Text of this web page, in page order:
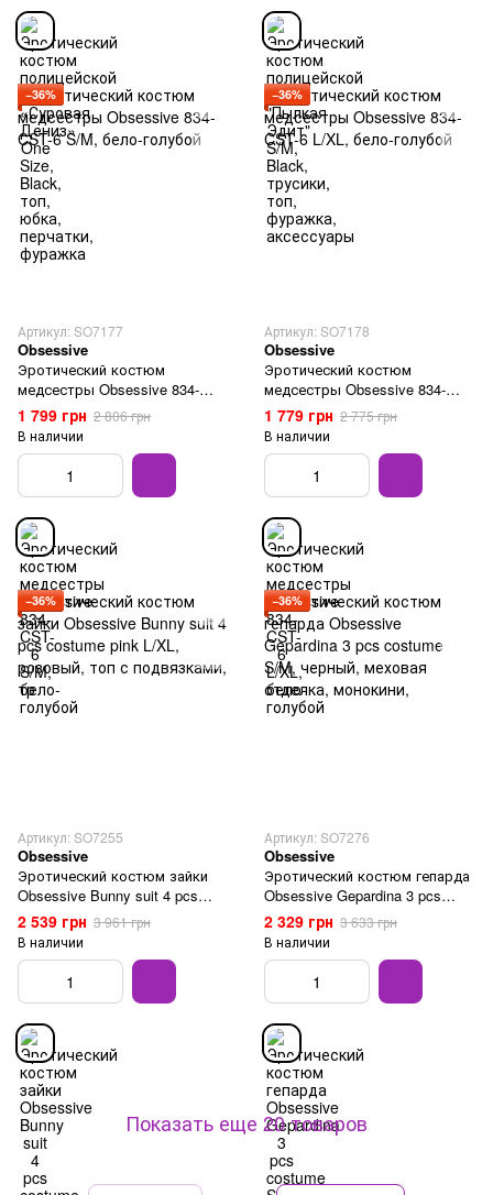
−36%
Артикул: SO7177
Obsessive
Эротический костюм
медсестры Obsessive 834-
CST-6 S/M, бело-голубой
1 799 грн 2 806 грн
В наличии
−36%
Артикул: SO7178
Obsessive
Эротический костюм
медсестры Obsessive 834-
CST-6 L/XL, бело-голубой
1 779 грн 2 775 грн
В наличии
−36%
Артикул: SO7255
Obsessive
Эротический костюм зайки
Obsessive Bunny suit 4 pcs
costume pink L/XL, розовый,
топ с подвязками, тр
2 539 грн 3 961 грн
В наличии
−36%
Артикул: SO7276
Obsessive
Эротический костюм гепарда
Obsessive Gepardina 3 pcs
costume S/M, черный, меховая
отделка, монокини,
2 329 грн 3 633 грн
В наличии
Показать еще 20 товаров